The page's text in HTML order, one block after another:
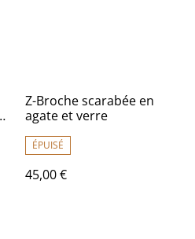
Z-Broche scarabée en
agate et verre
ÉPUISÉ
45,00 €